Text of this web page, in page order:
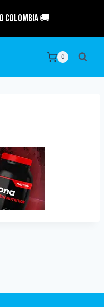
Colombia 🚚
0